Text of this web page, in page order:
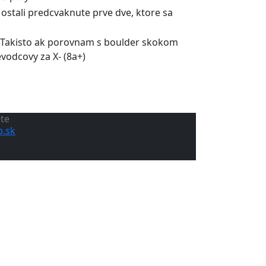
predcvaknute prve dve, ktore sa
ak porovnam s boulder skokom
za X- (8a+)